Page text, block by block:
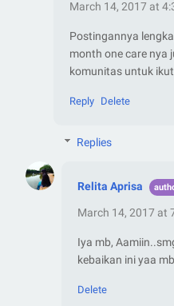
March 14, 2017 at
Postingannya
month one care nya
komunitas untuk
Reply Delete
Replies
Relita Aprisa
March 14, 2017 at
Iya mb,
kebaikan ini yaa mb
Delete